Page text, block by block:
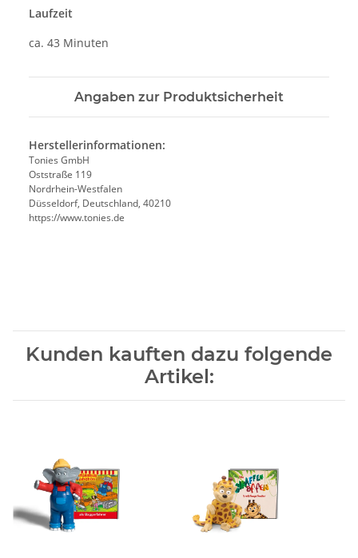
Laufzeit
ca. 43 Minuten
Angaben zur Produktsicherheit
Herstellerinformationen:
Tonies GmbH
Oststraße 119
Nordrhein-Westfalen
Düsseldorf, Deutschland, 40210
https://www.tonies.de
Kunden kauften dazu folgende
Artikel: